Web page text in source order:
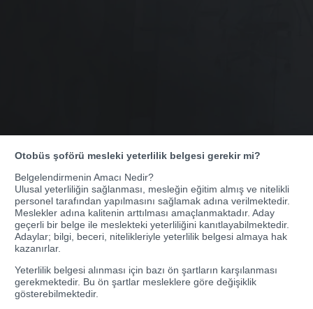
Otobüs şoförü mesleki yeterlilik belgesi gerekir mi?
Belgelendirmenin Amacı Nedir?
Ulusal yeterliliğin sağlanması, mesleğin eğitim almış ve nitelikli
personel tarafından yapılmasını sağlamak adına verilmektedir.
Meslekler adına kalitenin arttılması amaçlanmaktadır. Aday
geçerli bir belge ile meslekteki yeterliliğini kanıtlayabilmektedir.
Adaylar; bilgi, beceri, nitelikleriyle yeterlilik belgesi almaya hak
kazanırlar.
Yeterlilik belgesi alınması için bazı ön şartların karşılanması
gerekmektedir. Bu ön şartlar mesleklere göre değişiklik
gösterebilmektedir.